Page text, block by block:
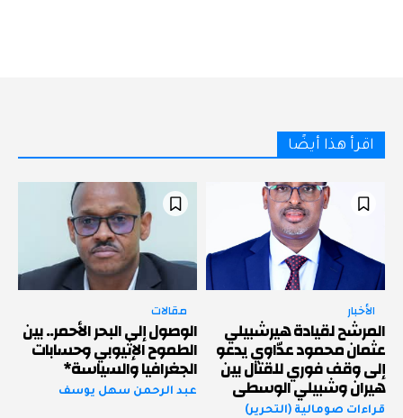
اقرأ هذا أيضًا
الأخبار
المرشح لقيادة هيرشبيلي
عثمان محمود عدّاوي يدعو
إلى وقف فوري للقتال بين
هيران وشبيلي الوسطى
قراءات صومالية (التحرير)
مقالات
الوصول إلى البحر الأحمر.. بين
الطموح الإثيوبي وحسابات
الجغرافيا والسياسة*
عبد الرحمن سهل يوسف